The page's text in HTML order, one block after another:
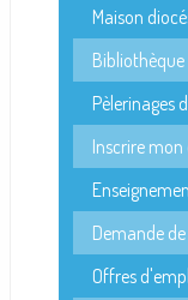
Maison
Pèlerinages
Inscrire
Demande
Offres